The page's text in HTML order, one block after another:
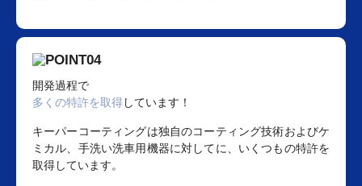
開発過程で
多くの特許を取得しています！
キーパーコーティングは独自のコーティング技術およびケ
ミカル、手洗い洗車用機器に対してに、いくつもの特許を
取得しています。